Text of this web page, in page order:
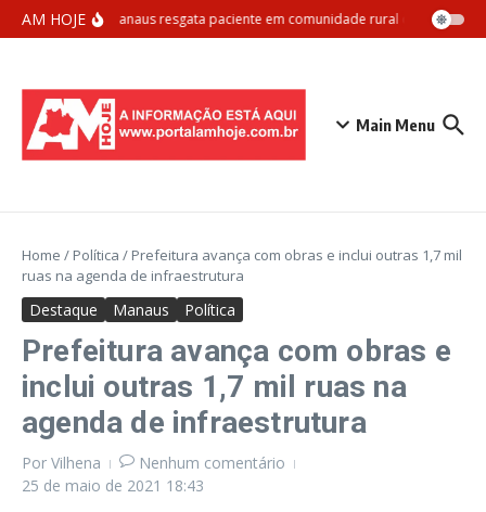
Ir para o conteúdo
AM HOJESamu Manaus resgata paciente em comunidade rural com apoio
Main Menu
Home / Política / Prefeitura avança com obras e inclui outras 1,7 mil
ruas na agenda de infraestrutura
Destaque Manaus Política
Prefeitura avança com obras e
inclui outras 1,7 mil ruas na
agenda de infraestrutura
Por Vilhena
Nenhum comentário
25 de maio de 2021 18:43